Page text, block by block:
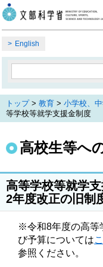
English
トップ> 教育 > 小学校、
等学校等就学支援金制度
高校生等へ
高等学校等就学
2年度改正の旧制
※令和8年度の高等
び予算については
参照ください。